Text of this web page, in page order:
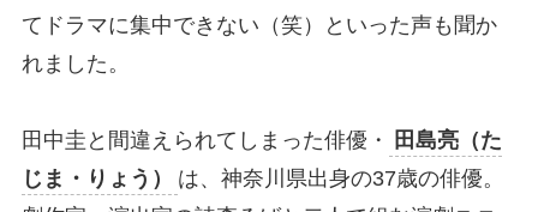
てドラマに集中できない（笑）といった声も聞か
れました。
田中圭と間違えられてしまった俳優・
田島亮（た
じま・りょう）
は、神奈川県出身の37歳の俳優。